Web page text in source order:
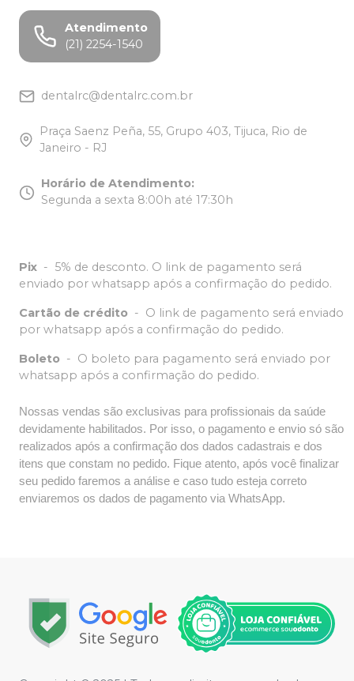
Atendimento
(21) 2254-1540
dentalrc@dentalrc.com.br
Praça Saenz Peña, 55, Grupo 403, Tijuca, Rio de
Janeiro - RJ
Horário de Atendimento:
Segunda a sexta 8:00h até 17:30h
Pix - 5% de desconto. O link de pagamento será
enviado por whatsapp após a confirmação do pedido.
Cartão de crédito - O link de pagamento será enviado
por whatsapp após a confirmação do pedido.
Boleto - O boleto para pagamento será enviado por
whatsapp após a confirmação do pedido.
Nossas vendas são exclusivas para profissionais da saúde
devidamente habilitados. Por isso, o pagamento e envio só são
realizados após a confirmação dos dados cadastrais e dos
itens que constam no pedido. Fique atento, após você finalizar
seu pedido faremos a análise e caso tudo esteja correto
enviaremos os dados de pagamento via WhatsApp.